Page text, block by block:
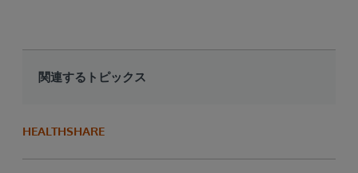
関連するトピックス
HEALTHSHARE